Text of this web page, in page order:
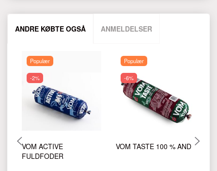
ANDRE KØBTE OGSÅ ANMELDELSER
Populær
-2%
VOM ACTIVE
FULDFODER
Populær
-6%
VOM TASTE 100 % AND